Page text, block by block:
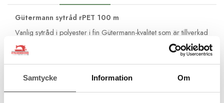
Samtycke Information Om
Gütermann sytråd rPET 100 m
Vanlig sytråd i polyester i fin Gütermann-kvalitet som är tillverkad
från återvunna PET-flaskor. Ett miljövänligt val av sytråd.
1 PET-flaska ger 1000 m tråd
Tillverkad i Tyskland